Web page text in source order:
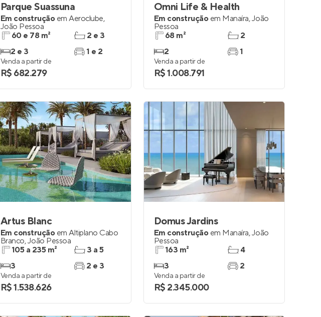
Parque Suassuna
Em construção em Aeroclube,
João Pessoa
60 e 78 m²
2 e 3
2 e 3
1 e 2
Venda a partir de
R$ 682.279
Omni Life & Health
Em construção em Manaíra,João
Pessoa
68 m²
2
2
1
Venda a partir de
R$ 1.008.791
Artus Blanc
Em construção em Altiplano Cabo
Branco,João Pessoa
105 a 235 m²
3
3 a 5
2 e 3
Venda a partir de
R$ 1.538.626
Domus Jardins
Em construção em Manaíra,João
Pessoa
163 m²
3
4
2
Venda a partir de
R$ 2.345.000